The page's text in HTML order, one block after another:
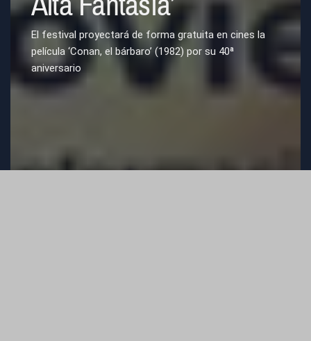
El festival proyectará de forma gratuita en cines la
película ‘Conan, el bárbaro’ (1982) por su 40ª
aniversario